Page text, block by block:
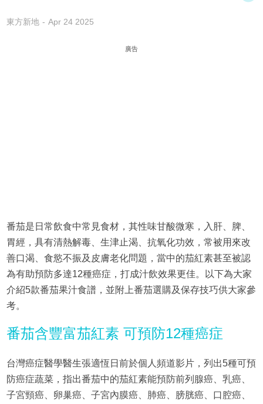
東方新地 Apr 24 2025
廣告
番茄是日常飲食中常見食材，其性味甘酸微寒，入肝、脾、
胃經，具有清熱解毒、生津止渴、抗氧化功效，常被用來改
善口渴、食慾不振及皮膚老化問題，當中的茄紅素甚至被認
為有助預防多達12種癌症，打成汁飲效果更佳。以下為大家
介紹5款番茄果汁食譜，並附上番茄選購及保存技巧供大家參
考。
番茄含豐富茄紅素 可預防12種癌症
台灣癌症醫學醫生張適恆日前於個人頻道影片，列出5種可預
防癌症蔬菜，指出番茄中的茄紅素能預防前列腺癌、乳癌、
子宮頸癌、卵巢癌、子宮內膜癌、肺癌、膀胱癌、口腔癌、